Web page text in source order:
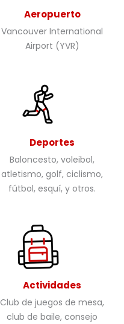
Aeropuerto
Vancouver International
Airport (YVR)
Deportes
Baloncesto, voleibol,
atletismo, golf, ciclismo,
fútbol, esquí, y otros.
Actividades
Club de juegos de mesa,
club de baile, consejo